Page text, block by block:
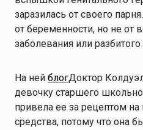
заразилась от своего
от беременности, но не от
заболевания или
На ней блогДоктор
девочку старшего
привела ее за рецептом на
средства, потому что она